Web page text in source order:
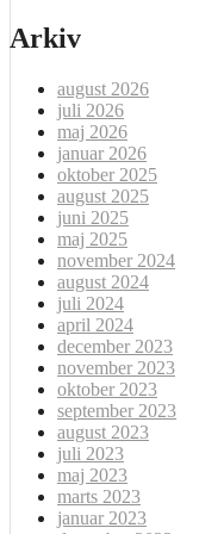
Arkiv
august 2026
juli 2026
maj 2026
januar 2026
oktober 2025
august 2025
juni 2025
maj 2025
november 2024
august 2024
juli 2024
april 2024
december 2023
november 2023
oktober 2023
september 2023
august 2023
juli 2023
maj 2023
marts 2023
januar 2023